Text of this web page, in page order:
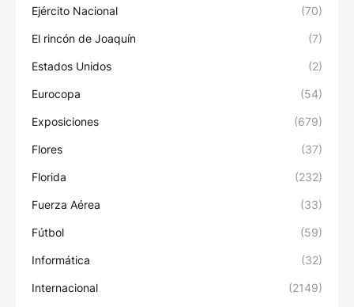
Ejército Nacional (70)
El rincón de Joaquín (7)
Estados Unidos (2)
Eurocopa (54)
Exposiciones (679)
Flores (37)
Florida (232)
Fuerza Aérea (33)
Fútbol (59)
Informática (32)
Internacional (2149)